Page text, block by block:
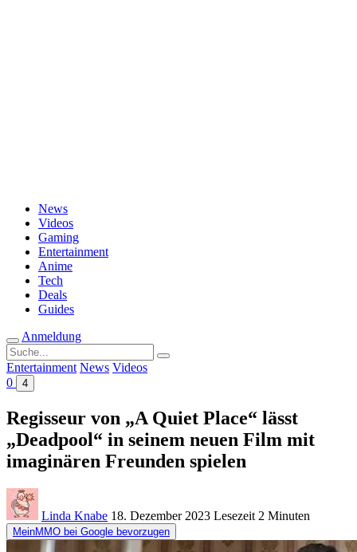
News
Videos
Gaming
Entertainment
Anime
Tech
Deals
Guides
Anmeldung
Suche
nach:
Entertainment News Videos
0
4
Regisseur von „A Quiet Place“ lässt
„Deadpool“ in seinem neuen Film mit
imaginären Freunden spielen
Linda Knabe 18. Dezember 2023 Lesezeit 2 Minuten
MeinMMO bei Google bevorzugen